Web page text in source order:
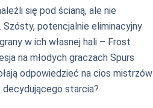
się pod ścianą, ale nie
potencjalnie eliminacyjny
w ich własnej hali – Frost
na młodych graczach Spurs
odpowiedzieć na cios mistrzów
starcia?